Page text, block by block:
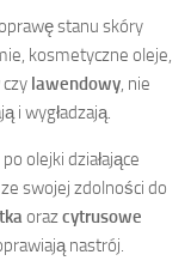
stanu skóry
kosmetyczne oleje,
czy lawendowy, nie
i wygładzają.
olejki działające
swojej zdolności do
orazcytrusowe
nastrój.